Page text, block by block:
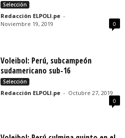
Selección
Redacción ELPOLI.pe -
Noviembre 19, 2019
0
Voleibol: Perú, subcampeón
sudamericano sub-16
Selección
Redacción ELPOLI.pe - Octubre 27, 2019
0